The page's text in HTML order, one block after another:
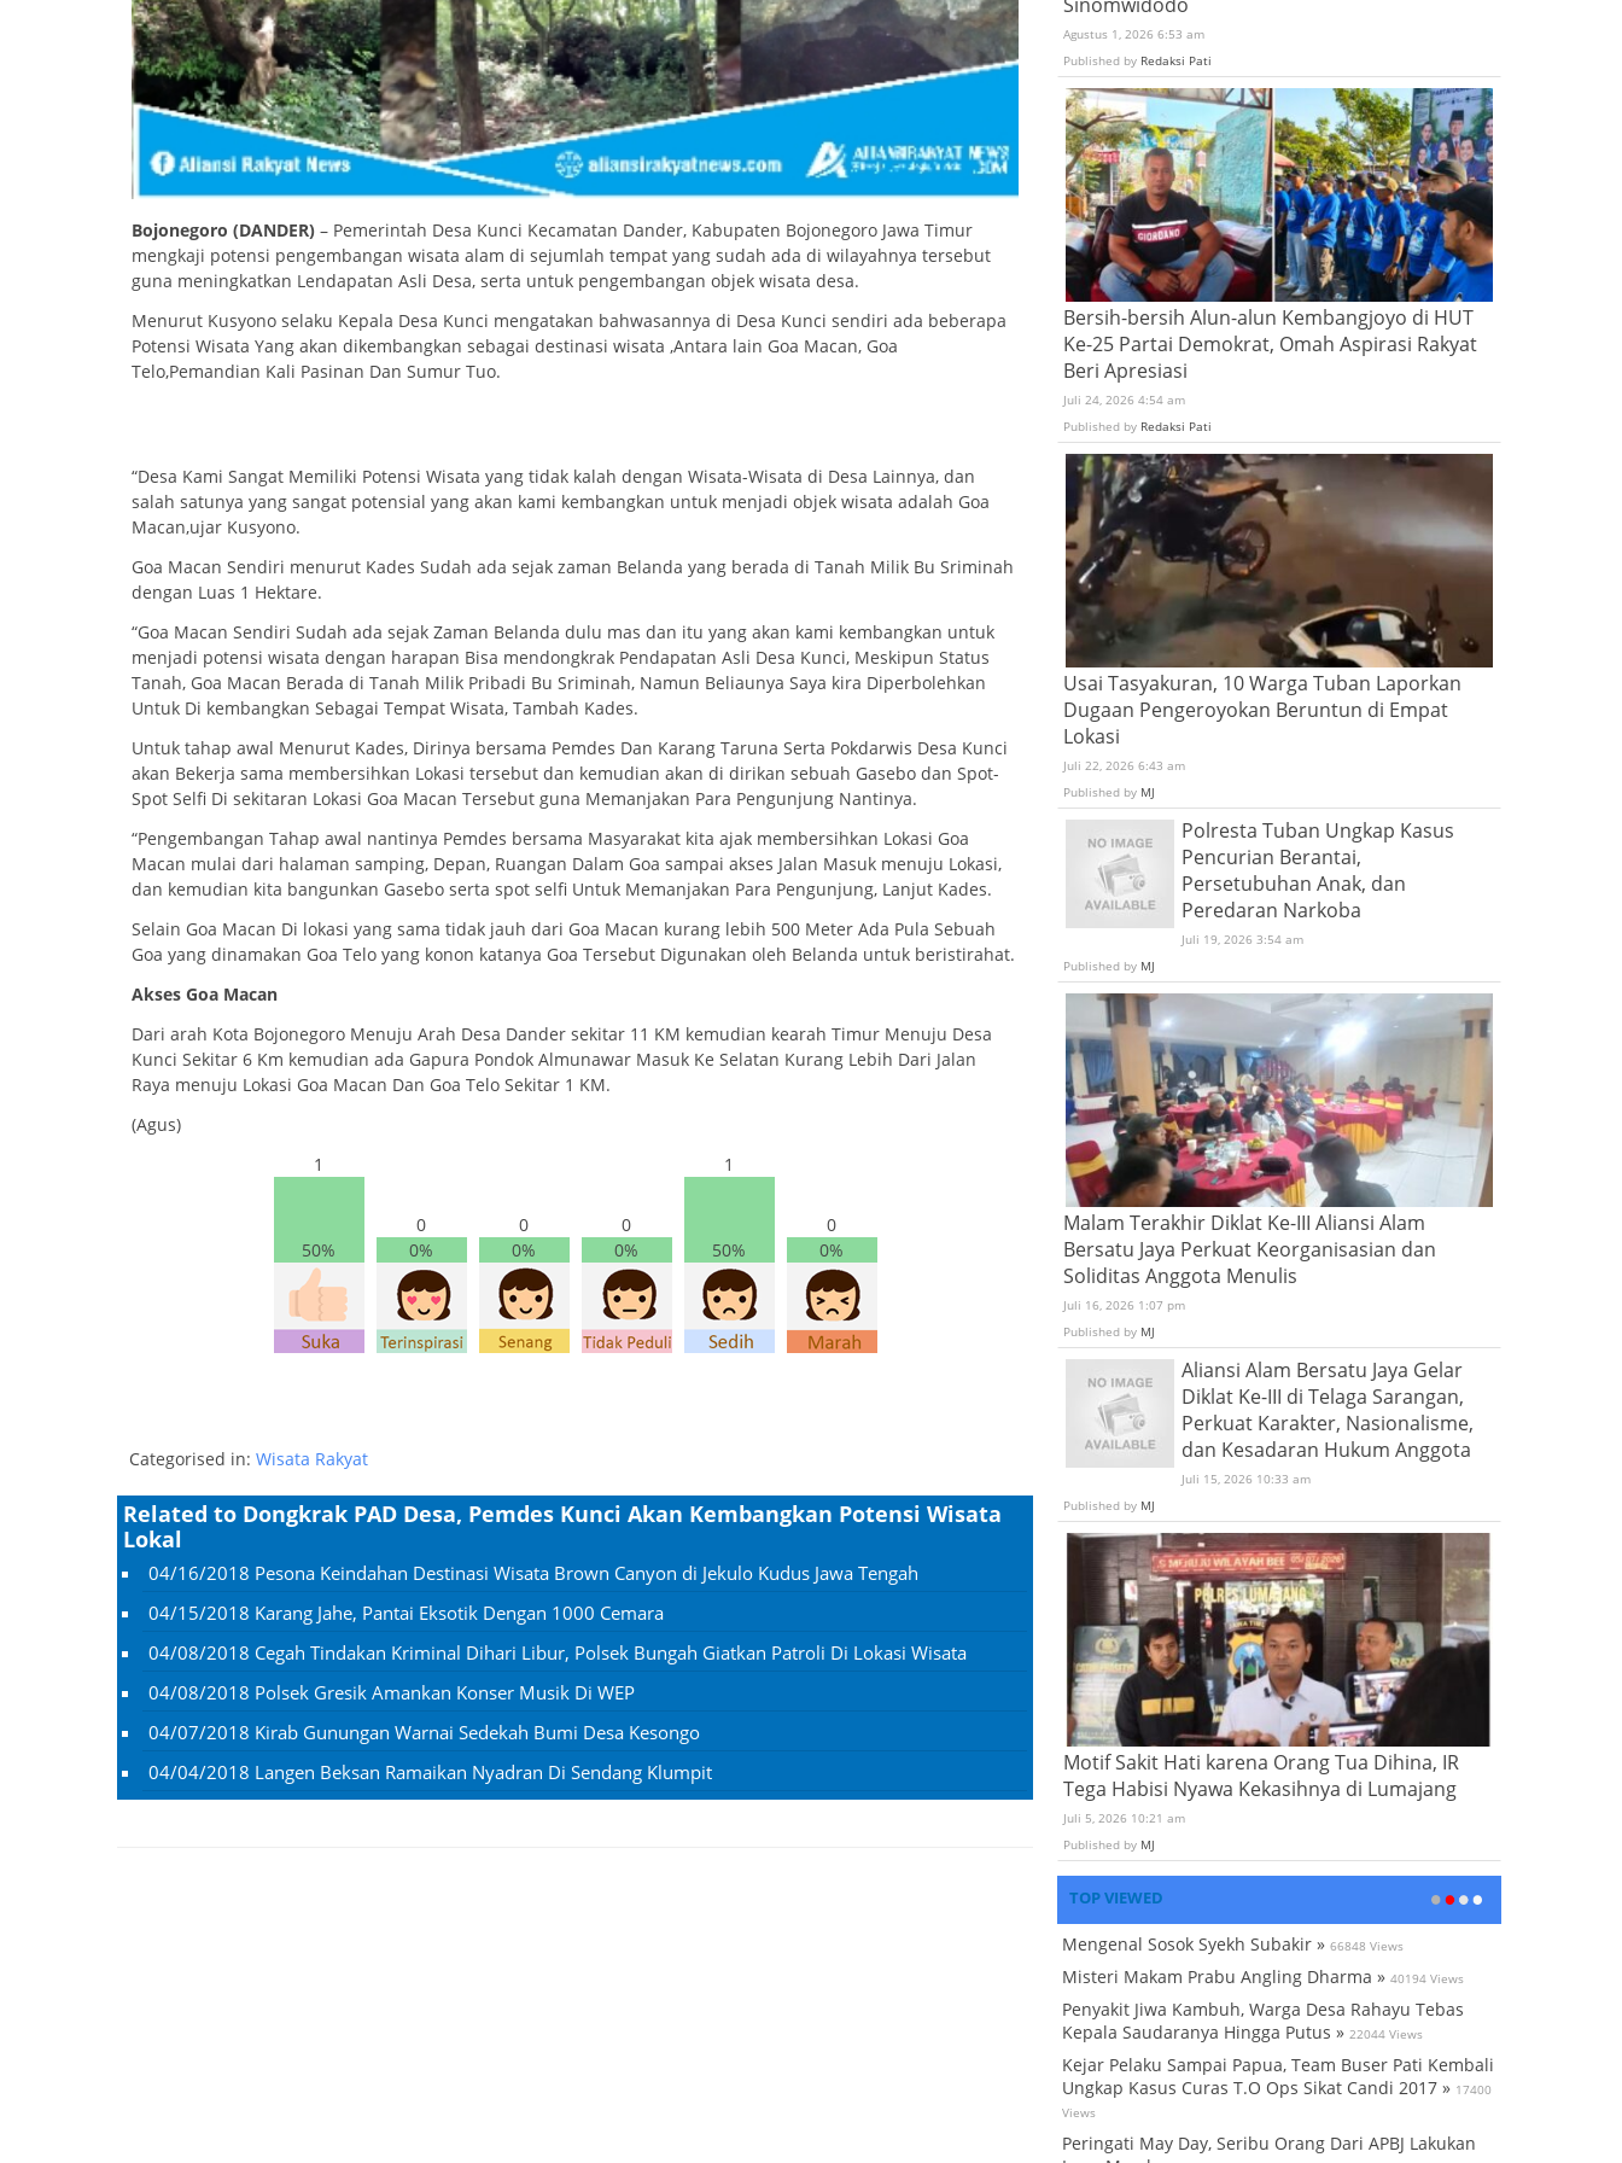
Bojonegoro (DANDER) – Pemerintah Desa Kunci Kecamatan Dander, Kabupaten Bojonegoro Jawa Timur
mengkaji potensi pengembangan wisata alam di sejumlah tempat yang sudah ada di wilayahnya tersebut
guna meningkatkan Lendapatan Asli Desa, serta untuk pengembangan objek wisata desa.
Menurut Kusyono selaku Kepala Desa Kunci mengatakan bahwasannya di Desa Kunci sendiri ada beberapa
Potensi Wisata Yang akan dikembangkan sebagai destinasi wisata ,Antara lain Goa Macan, Goa
Telo,Pemandian Kali Pasinan Dan Sumur Tuo.
“Desa Kami Sangat Memiliki Potensi Wisata yang tidak kalah dengan Wisata-Wisata di Desa Lainnya, dan
salah satunya yang sangat potensial yang akan kami kembangkan untuk menjadi objek wisata adalah Goa
Macan,ujar Kusyono.
Goa Macan Sendiri menurut Kades Sudah ada sejak zaman Belanda yang berada di Tanah Milik Bu Sriminah
dengan Luas 1 Hektare.
“Goa Macan Sendiri Sudah ada sejak Zaman Belanda dulu mas dan itu yang akan kami kembangkan untuk
menjadi potensi wisata dengan harapan Bisa mendongkrak Pendapatan Asli Desa Kunci, Meskipun Status
Tanah, Goa Macan Berada di Tanah Milik Pribadi Bu Sriminah, Namun Beliaunya Saya kira Diperbolehkan
Untuk Di kembangkan Sebagai Tempat Wisata, Tambah Kades.
Untuk tahap awal Menurut Kades, Dirinya bersama Pemdes Dan Karang Taruna Serta Pokdarwis Desa Kunci
akan Bekerja sama membersihkan Lokasi tersebut dan kemudian akan di dirikan sebuah Gasebo dan Spot-
Spot Selfi Di sekitaran Lokasi Goa Macan Tersebut guna Memanjakan Para Pengunjung Nantinya.
“Pengembangan Tahap awal nantinya Pemdes bersama Masyarakat kita ajak membersihkan Lokasi Goa
Macan mulai dari halaman samping, Depan, Ruangan Dalam Goa sampai akses Jalan Masuk menuju Lokasi,
dan kemudian kita bangunkan Gasebo serta spot selfi Untuk Memanjakan Para Pengunjung, Lanjut Kades.
Selain Goa Macan Di lokasi yang sama tidak jauh dari Goa Macan kurang lebih 500 Meter Ada Pula Sebuah
Goa yang dinamakan Goa Telo yang konon katanya Goa Tersebut Digunakan oleh Belanda untuk beristirahat.
Akses Goa Macan
Dari arah Kota Bojonegoro Menuju Arah Desa Dander sekitar 11 KM kemudian kearah Timur Menuju Desa
Kunci Sekitar 6 Km kemudian ada Gapura Pondok Almunawar Masuk Ke Selatan Kurang Lebih Dari Jalan
Raya menuju Lokasi Goa Macan Dan Goa Telo Sekitar 1 KM.
(Agus)
1
50%
0
0%
0
0%
0
0%
1
50%
0
0%
Categorised in: Wisata Rakyat
Related to Dongkrak PAD Desa, Pemdes Kunci Akan Kembangkan Potensi Wisata
Lokal
04/16/2018 Pesona Keindahan Destinasi Wisata Brown Canyon di Jekulo Kudus Jawa Tengah
04/15/2018 Karang Jahe, Pantai Eksotik Dengan 1000 Cemara
04/08/2018 Cegah Tindakan Kriminal Dihari Libur, Polsek Bungah Giatkan Patroli Di Lokasi Wisata
04/08/2018 Polsek Gresik Amankan Konser Musik Di WEP
04/07/2018 Kirab Gunungan Warnai Sedekah Bumi Desa Kesongo
04/04/2018 Langen Beksan Ramaikan Nyadran Di Sendang Klumpit
Agustus 1, 2026 6:53 am
Published by Redaksi Pati
Bersih-bersih Alun-alun Kembangjoyo di HUT
Ke-25 Partai Demokrat, Omah Aspirasi Rakyat
Beri Apresiasi
Juli 24, 2026 4:54 am
Published by Redaksi Pati
Usai Tasyakuran, 10 Warga Tuban Laporkan
Dugaan Pengeroyokan Beruntun di Empat
Lokasi
Juli 22, 2026 6:43 am
Published by MJ
Polresta Tuban Ungkap Kasus
Pencurian Berantai,
Persetubuhan Anak, dan
Peredaran Narkoba
Juli 19, 2026 3:54 am
Published by MJ
Malam Terakhir Diklat Ke-III Aliansi Alam
Bersatu Jaya Perkuat Keorganisasian dan
Soliditas Anggota Menulis
Juli 16, 2026 1:07 pm
Published by MJ
Aliansi Alam Bersatu Jaya Gelar
Diklat Ke-III di Telaga Sarangan,
Perkuat Karakter, Nasionalisme,
dan Kesadaran Hukum Anggota
Juli 15, 2026 10:33 am
Published by MJ
Motif Sakit Hati karena Orang Tua Dihina, IR
Tega Habisi Nyawa Kekasihnya di Lumajang
Juli 5, 2026 10:21 am
Published by MJ
TOP VIEWED
Mengenal Sosok Syekh Subakir » 66848 Views
Misteri Makam Prabu Angling Dharma » 40194 Views
Penyakit Jiwa Kambuh, Warga Desa Rahayu Tebas
Kepala Saudaranya Hingga Putus » 22044 Views
Kejar Pelaku Sampai Papua, Team Buser Pati Kembali
Ungkap Kasus Curas T.O Ops Sikat Candi 2017 » 17400
Views
Peringati May Day, Seribu Orang Dari APBJ Lakukan